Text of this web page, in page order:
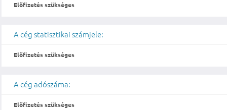
Előfizetés szükséges
A cég statisztikai számjele:
Előfizetés szükséges
A cég adószáma:
Előfizetés szükséges